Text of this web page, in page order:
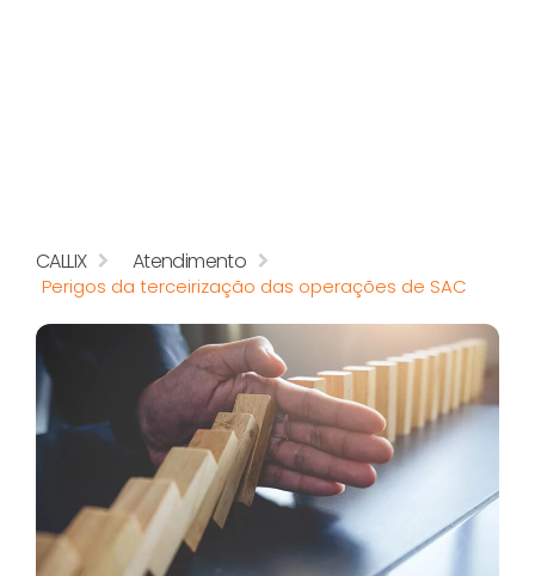
CALLIX Atendimento
Perigos da terceirização das operações de SAC